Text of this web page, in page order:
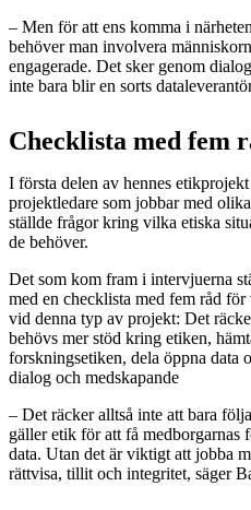
– Men för att ens komma i
behöver man involvera
engagerade. Det sker genom
inte bara blir en sorts
Checklista med fem
I första delen av hennes
projektledare som jobbar med
ställde frågor kring vilka etiska
de behöver.
Det som kom fram i intervjuerna
med en checklista med fem råd
vid denna typ av projekt: Det
behövs mer stöd kring etiken,
forskningsetiken, dela öppna data
dialog och medskapande
– Det räcker alltså inte att bara
gäller etik för att få medborgarnas
data. Utan det är viktigt att jobba
rättvisa, tillit och integritet, säger